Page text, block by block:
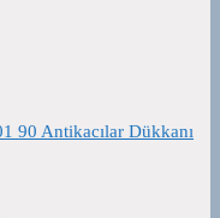
90 Antikacılar Dükkanı